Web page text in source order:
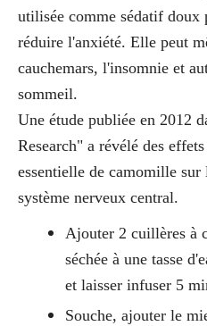
utilisée comme sédatif doux
réduire l'anxiété. Elle peut
cauchemars, l'insomnie et
sommeil.
Une étude publiée en 2012
Research" a révélé des
essentielle de camomille
système nerveux central.
Ajouter 2 cuillères à
séchée à une tasse
et laisser infuser 5
Souche, ajouter le